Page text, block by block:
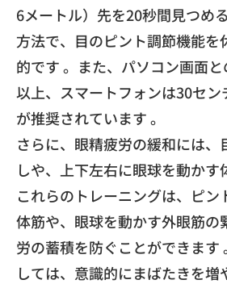
6メートル）先を20秒間見つめ
方法で、目のピント調節機能を
的です 。また、パソコン画面
以上、スマートフォンは30セン
が推奨されています 。
さらに、眼精疲労の緩和には、
しや、上下左右に眼球を動かす
これらのトレーニングは、ピン
体筋や、眼球を動かす外眼筋の
労の蓄積を防ぐことができます
しては、意識的にまばたきを